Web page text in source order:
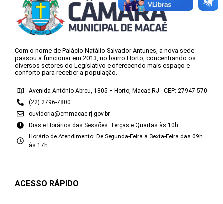
Com o nome de Palácio Natálio Salvador Antunes, a nova sede
passou a funcionar em 2013, no bairro Horto, concentrando os
diversos setores do Legislativo e oferecendo mais espaço e
conforto para receber a população.
Avenida Antônio Abreu, 1805 – Horto, Macaé-RJ - CEP: 27947-570
(22) 2796-7800
ouvidoria@cmmacae.rj.gov.br
Dias e Horários das Sessões: Terças e Quartas às 10h
Horário de Atendimento: De Segunda-Feira à Sexta-Feira das 09h
às 17h
ACESSO RÁPIDO